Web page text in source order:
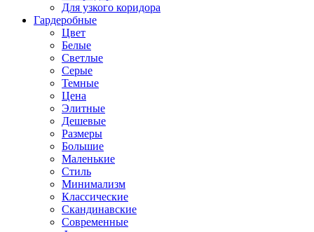
Для узкого коридора
Гардеробные
Цвет
Белые
Светлые
Серые
Темные
Цена
Элитные
Дешевые
Размеры
Большие
Маленькие
Стиль
Минимализм
Классические
Скандинавские
Современные